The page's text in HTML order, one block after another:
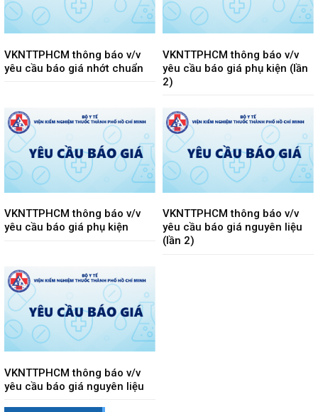
VKNTTPHCM thông báo v/v
yêu cầu báo giá nhớt chuẩn
VKNTTPHCM thông báo v/v
yêu cầu báo giá phụ kiện (lần
2)
VKNTTPHCM thông báo v/v
yêu cầu báo giá phụ kiện
VKNTTPHCM thông báo v/v
yêu cầu báo giá nguyên liệu
(lần 2)
VKNTTPHCM thông báo v/v
yêu cầu báo giá nguyên liệu